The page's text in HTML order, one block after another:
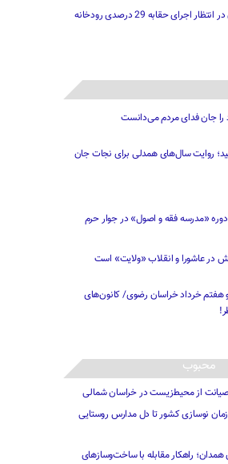
تالاب بندعلی‌خان در انتظار اجرای حقابه 29 درصدی رودخانه
جان فدای مردم می‌دانست
روایت سال‌های همدلی برای نجات جان
دوره «مدرسه فقه و اصول» در جوار حرم
در عاشورا و انقلاب «ولایت» است
خرداد خراسان رضوی/ کانون‌های
محبوب
از محیط‌زیست در خراسان شمالی
مهر 1405؛ از سازمان نوسازی کشور تا دل مدارس روستایی
راهکار مقابله با ساخت‌وسازهای